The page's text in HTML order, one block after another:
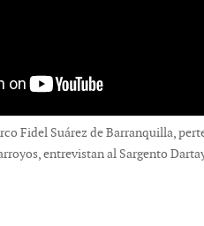
Fidel Suárez de Barranquilla,
entrevistan al Sargento